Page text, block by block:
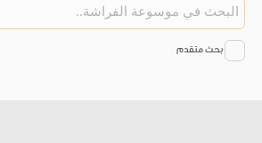
بحث متقدم